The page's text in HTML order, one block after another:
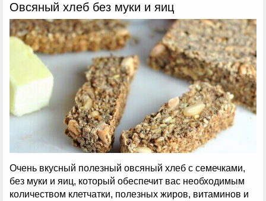
Овсяный хлеб без муки и яиц
Очень вкусный полезный овсяный хлеб с семечками,
без муки и яиц, который обеспечит вас необходимым
количеством клетчатки, полезных жиров, витаминов и